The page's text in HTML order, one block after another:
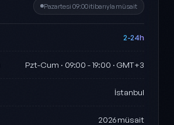
Pazartesi 09:00 itibarıyla müsait
2-24h
Pzt-Cum · 09:00 - 19:00 · GMT+3
İstanbul
2026 müsait